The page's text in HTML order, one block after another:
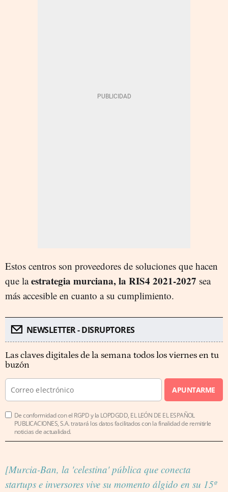
Estos centros son proveedores de soluciones que hacen
que laestrategia murciana, la RIS4 2021-2027 sea
más accesible en cuanto a su cumplimiento.
NEWSLETTER - DISRUPTORES
Las claves digitales de la semana todos los viernes en tu
buzón
APUNTARME
De conformidad con el RGPD y la LOPDGDD, EL LEÓN DE EL ESPAÑOL
PUBLICACIONES, S.A. tratará los datos facilitados con la finalidad de remitirle
noticias de actualidad.
[Murcia-Ban, la 'celestina' pública que conecta
startups e inversores vive su momento álgido en su 15º